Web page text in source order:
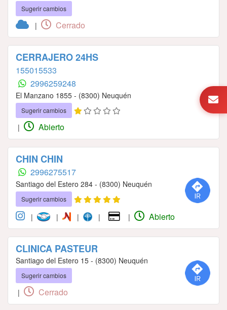
Sugerir cambios
| Cerrado
CERRAJERO 24HS
155015533
2996259248
El Manzano 1855 - (8300) Neuquén
Sugerir cambios
| Abierto
CHIN CHIN
2996275517
Santiago del Estero 284 - (8300) Neuquén
Sugerir cambios
| | | | | Abierto
CLINICA PASTEUR
Santiago del Estero 15 - (8300) Neuquén
Sugerir cambios
| Cerrado